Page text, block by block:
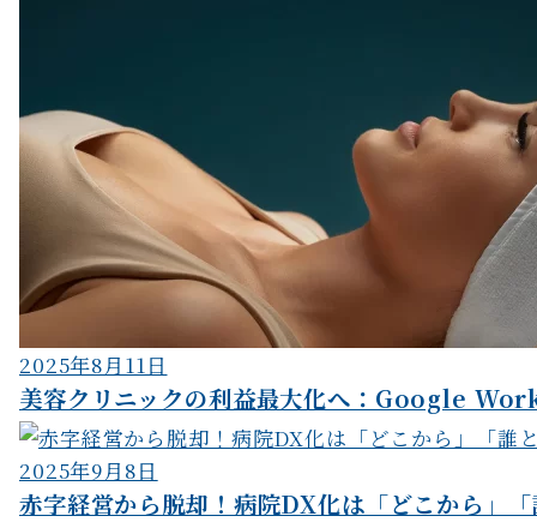
2025年8月11日
美容クリニックの利益最大化へ：Google
2025年9月8日
赤字経営から脱却！病院DX化は「どこから」